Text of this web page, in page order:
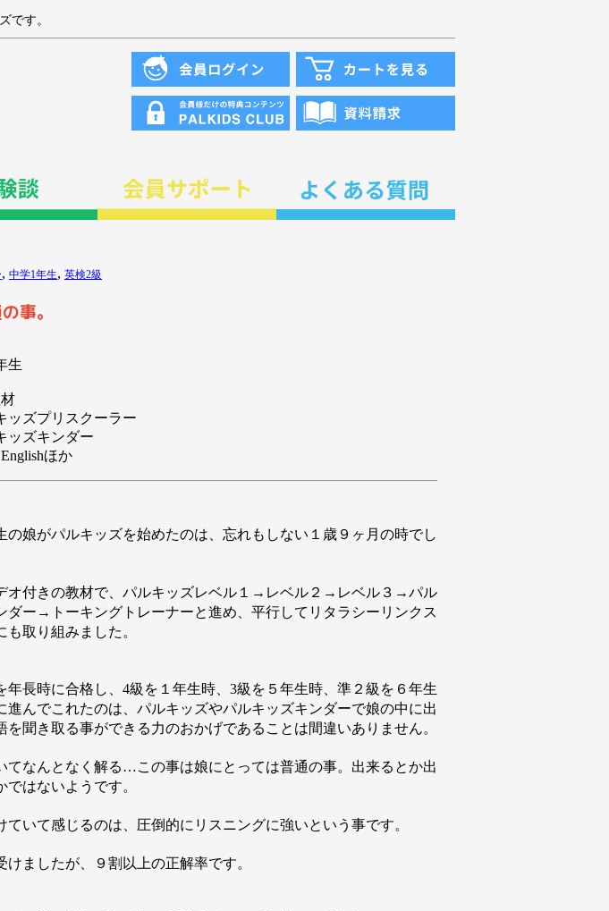
です。
, 中学1年生, 英検2級
事。
生
ズプリスクーラー
ッズキンダー
ほか
の娘がパルキッズを始めたのは、忘れもしない１歳９ヶ月の時でし
オ付きの教材で、パルキッズレベル１→レベル２→レベル３→パル
ダー→トーキングトレーナーと進め、平行してリタラシーリンクス
も取り組みました。
年長時に合格し、4級を１年生時、3級を５年生時、準２級を６年生
進んでこれたのは、パルキッズやパルキッズキンダーで娘の中に出
を聞き取る事ができる力のおかげであることは間違いありません。
てなんとなく解る…この事は娘にとっては普通の事。出来るとか出
ではないようです。
ていて感じるのは、圧倒的にリスニングに強いという事です。
けましたが、９割以上の正解率です。